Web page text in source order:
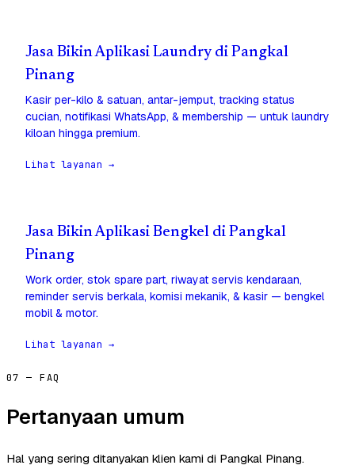
Jasa Bikin Aplikasi Laundry di Pangkal
Pinang
Kasir per-kilo & satuan, antar-jemput, tracking status
cucian, notifikasi WhatsApp, & membership — untuk laundry
kiloan hingga premium.
Lihat layanan →
Jasa Bikin Aplikasi Bengkel di Pangkal
Pinang
Work order, stok spare part, riwayat servis kendaraan,
reminder servis berkala, komisi mekanik, & kasir — bengkel
mobil & motor.
Lihat layanan →
07 — FAQ
Pertanyaan umum
Hal yang sering ditanyakan klien kami di Pangkal Pinang.